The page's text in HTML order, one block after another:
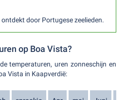
door Portugese zeelieden.
op Boa Vista?
temperaturen, uren zonneschijn en
Vista in Kaapverdië: